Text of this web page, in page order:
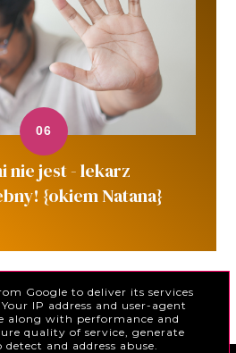
nie jest - lekarz
{okiem Natana}
PRYWATNOŚCI
Google to deliver its services
IP address and user-agent
along with performance and
quality of service, generate
and address abuse.